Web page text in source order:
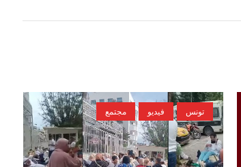
تونس فيديو مجتمع